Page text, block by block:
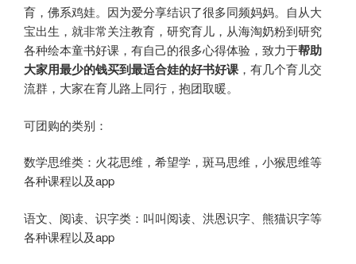
育，佛系鸡娃。因为爱分享结识了很多同频妈妈。自从大
宝出生，就非常关注教育，研究育儿，从海淘奶粉到研究
各种绘本童书好课，有自己的很多心得体验，致力于帮助
大家用最少的钱买到最适合娃的好书好课 ，有几个育儿交
流群，大家在育儿路上同行，抱团取暖。
可团购的类别：
数学思维类：火花思维，希望学，斑马思维，小猴思维等
各种课程以及app
语文、阅读、识字类：叫叫阅读、洪恩识字、熊猫识字等
各种课程以及app